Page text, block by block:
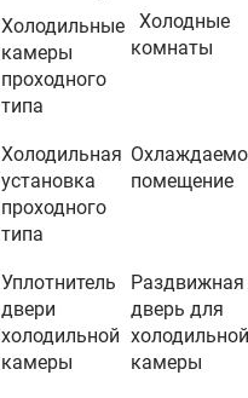
Холодильные
камеры
проходного
типа
Холодные
комнаты
Холодильная
установка
проходного
типа
помещение
Уплотнитель
двери
холодильной
камеры
Раздвижная
дверь для
холодильной
камеры